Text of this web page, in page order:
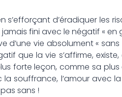
d’éradiquer les
fini avec le négatif « en
d’une vie absolument «
que la vie s’affirme, existe,
forte leçon, comme sa plus
la souffrance, l’amour avec
sans !